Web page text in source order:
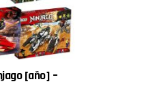
[año] –